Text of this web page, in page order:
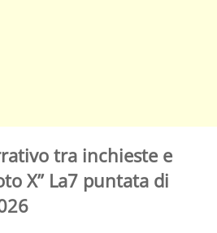
tra inchieste e
X” La7 puntata di